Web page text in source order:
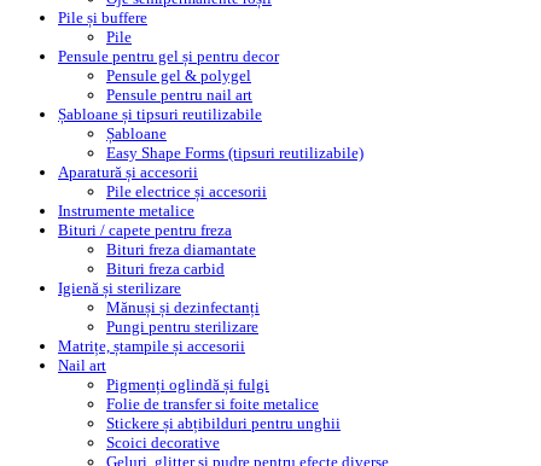
Pile și buffere
Pile
Pensule pentru gel și pentru decor
Pensule gel & polygel
Pensule pentru nail art
Șabloane și tipsuri reutilizabile
Șabloane
Easy Shape Forms (tipsuri reutilizabile)
Aparatură și accesorii
Pile electrice și accesorii
Instrumente metalice
Bituri / capete pentru freza
Bituri freza diamantate
Bituri freza carbid
Igienă și sterilizare
Mănuși și dezinfectanți
Pungi pentru sterilizare
Matrițe, ștampile și accesorii
Nail art
Pigmenți oglindă și fulgi
Folie de transfer si foite metalice
Stickere și abțibilduri pentru unghii
Scoici decorative
Geluri, glitter și pudre pentru efecte diverse